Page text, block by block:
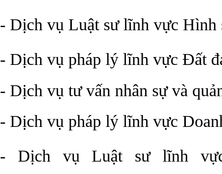
- Dịch vụ Luật sư lĩnh vực Hình
- Dịch vụ pháp lý lĩnh vực Đất
- Dịch vụ tư vấn nhân sự và
- Dịch vụ pháp lý lĩnh vực
-
Dịch vụ Luật sư lĩnh